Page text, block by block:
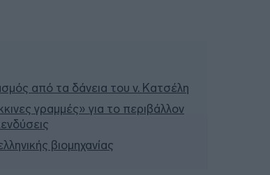
από τα δάνεια του ν. Κατσέλη
γραμμές» για το περιβάλλον
βιομηχανίας